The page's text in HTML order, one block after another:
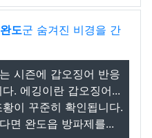
완도군 숨겨진 비경을 간
시즌에 갑오징어 반응
. 에깅이란 갑오징어...
이 꾸준히 확인됩니다.
면 완도읍 방파제를...